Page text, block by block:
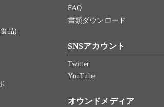
品)
FAQ
書類ダウンロード
SNSアカウント
Twitter
YouTube
オウンドメディア